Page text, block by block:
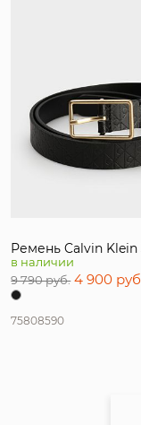
Ремень Calvin Klein
в наличии
9 790 руб. 4 900
75808590